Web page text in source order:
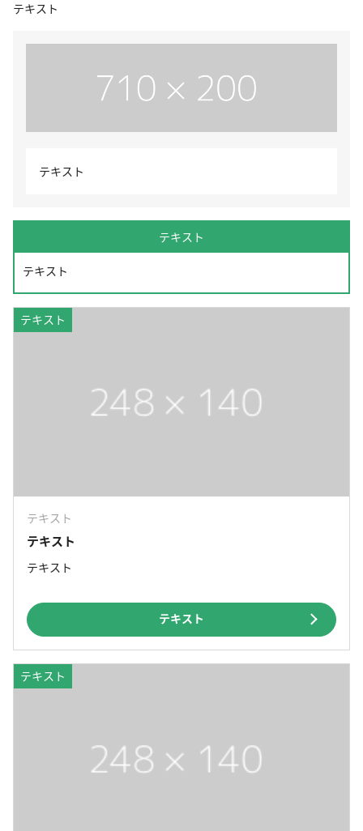
テキスト
テキスト
テキスト
テキスト
テキスト
テキスト
テキスト
テキスト
テキスト
テキスト